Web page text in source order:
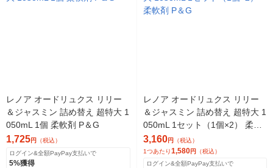
レノア オードリュクス リリー
＆ジャスミン 詰め替え 超特大 1
050mL 1個 柔軟剤 P＆G
1,725円 （税込）
ログイン&全額PayPay支払いで
5%獲得
レノア オードリュクス リリー
＆ジャスミン 詰め替え 超特大 1
050mL 1セット（1個×2） 柔軟
剤 P＆G
3,160円 （税込）
1つあたり1,580円 （税込）
ログイン&全額PayPay支払いで